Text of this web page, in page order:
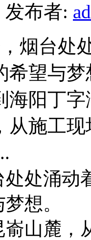
发布者:
烟台处
希望与
海阳丁
从施工
处涌动
想。
嵛山麓，